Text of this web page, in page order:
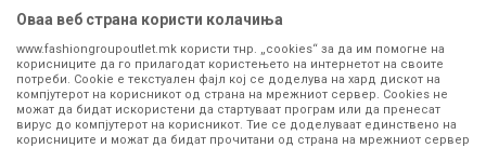
Сите информации околу производите кои се изложени на нашата
онлајн продавница се стремиме да бидат конкретни, точни и прецизни,
меѓутоа не можеме да гарантираме дека се без ниту една грешка или
пак дека сите производи во моментот се достапни на залиха.
Оваа веб страна користи колачиња
www.fashiongroupoutlet.mk користи тнр. „cookies“ за да им помогне на
корисниците да го прилагодат користењето на интернетот на своите
потреби. Cookie е текстуален фајл кој се доделува на хард дискот на
компјутерот на корисникот од страна на мрежниот сервер. Cookies не
можат да бидат искористени да стартуваат програм или да пренесат
вирус до компјутерот на корисникот. Тие се доделуваат единствено на
корисниците и можат да бидат прочитани од страна на мрежниот сервер